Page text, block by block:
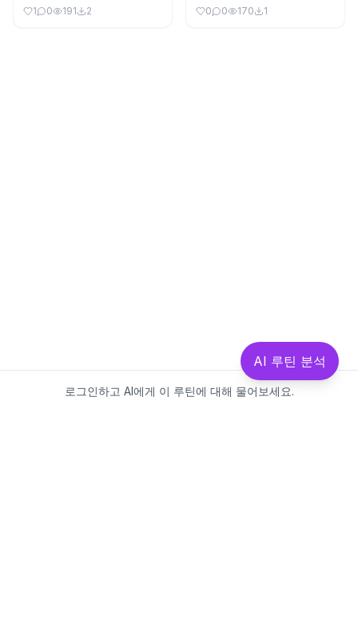
1
0 191 2
0
0 170 1
로그인하고 AI에게 이 루틴에 대해 물어보세요.
AI 루틴 분석